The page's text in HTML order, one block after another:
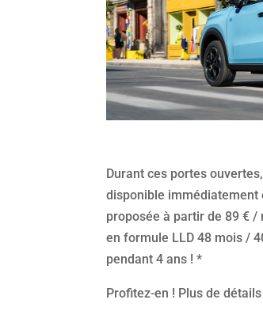
Durant ces portes
disponible immédiatement
proposée à partir de 89 €
en formule LLD 48 mois /
pendant 4 ans ! *
Profitez-en ! Plus de